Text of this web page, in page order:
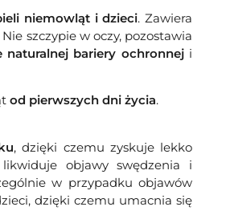
niemowląt i dzieci. Zawiera
szczypie w oczy, pozostawia
naturalnej bariery ochronnej i
od pierwszych dni życia.
, dzięki czemu zyskuje lekko
likwiduje objawy swędzenia i
w przypadku objawów
dzięki czemu umacnia się